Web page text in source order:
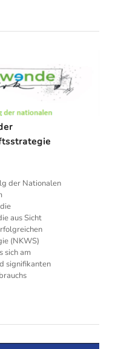
der Nationalen
aus Sicht
(NKWS)
sich am
signifikanten